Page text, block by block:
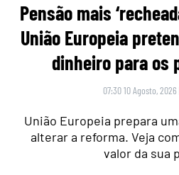
Pensão mais
União Europeia
dinheiro para os
07:30 10 Agosto, 2026
União Europeia prepara
alterar a reforma. Veja
valor da sua